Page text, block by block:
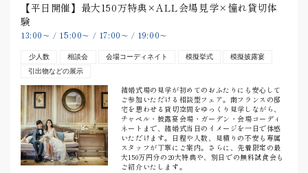
【平日開催】最大150万特典×ALL会場見学×憧れ貸切体
験
13:00 〜/ 15:00〜 / 17:00 〜/ 19:00〜
少人数 相談会 会場コーディネイト 模擬挙式
模擬披露宴
引出物などの展示
結婚式場の見学が初めてのおふたりにも安心して
ご参加いただける相談型フェア。南フランスの邸
宅を思わせる貸切空間をゆっくり見学しながら、
チャペル・披露宴会場・ガーデン・会場コーディ
ネートまで、結婚式当日のイメージを一日で体感
いただけます。日程や人数、見積りの不安も専属
スタッフが丁寧にご案内。さらに、先着限定の最
大150万円分の20大特典や、別日での無料試食会も
ご紹介いたします。